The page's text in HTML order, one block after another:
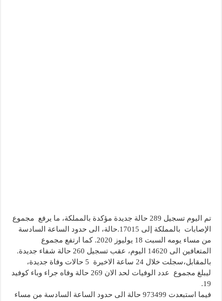
تم اليوم تسجيل 289 حالة جديدة مؤكدة بالمملكة، ما يرفع مجموع
الإصابات بالمملكة إلى 17015.حالة، الى حدود الساعة السادسة
من مساء يومه السبت 18 يوليوز 2020. كما ارتفع مجموع
المتعافين الى 14620 اليوم، عقب تسجيل 260 حالة شفاء جديدة.
بالمقابل،سجلت خلال 24 ساعة الاخيرة 5 حالات وفاة جديدة،
ليبلغ مجموع عدد الوفيات لحد الان 269 حالة وفاه جراء وباء كوفيد
19.
فيما استبعدت 973499 حالة الى حدود الساعة السادسة من مساء